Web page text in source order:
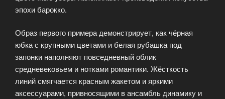
эпохи барокко.
Образ первого примера демонстрирует, как чёрная
юбка с крупными цветами и белая рубашка под
запонки наполняют повседневный облик
средневековьем и нотками романтики. Жёсткость
линий смягчается красным жакетом и яркими
аксессуарами, привносящими в ансамбль динамику и